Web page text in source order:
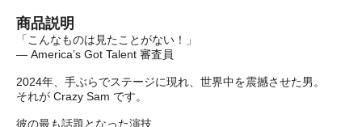
商品説明
「こんなものは見たことがない！」
— America’s Got Talent 審査員
2024年、手ぶらでステージに現れ、世界中を震撼させた男。
それが Crazy Sam です。
彼の最も話題となった演技、